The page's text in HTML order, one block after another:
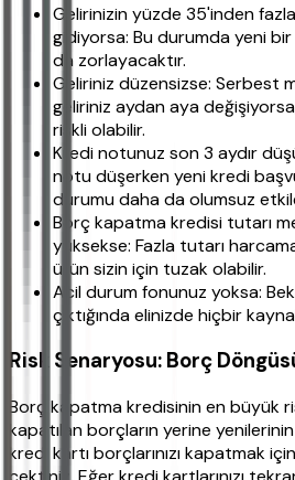
Gelirinizin yüzde 35'inden
gidiyorsa: Bu durumda yeni
da zorlayacaktır.
Geliriniz düzensizse: Serbest
geliriniz aydan aya
riskli olabilir.
Kredi notunuz son 3 aydır
notu düşerken yeni kredi
durumu daha da olumsuz
Borç kapatma kredisi tutarı
yüksekse: Fazla tutarı
ürün sizin için tuzak olabilir.
Acil durum fonunuz yoksa:
çıktığında elinizde hiçbir
Risk Senaryosu: Borç
Borç kapatma kredisinin en büyük
kapatılan borçların yerine
kredi kartı borçlarınızı kapatmak